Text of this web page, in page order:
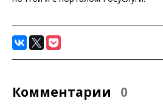
Комментарии 0